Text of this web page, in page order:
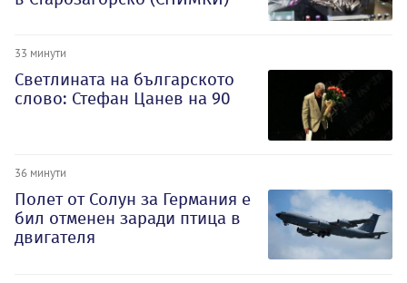
33 минути
Светлината на българското
слово: Стефан Цанев на 90
36 минути
Полет от Солун за Германия е
бил отменен заради птица в
двигателя